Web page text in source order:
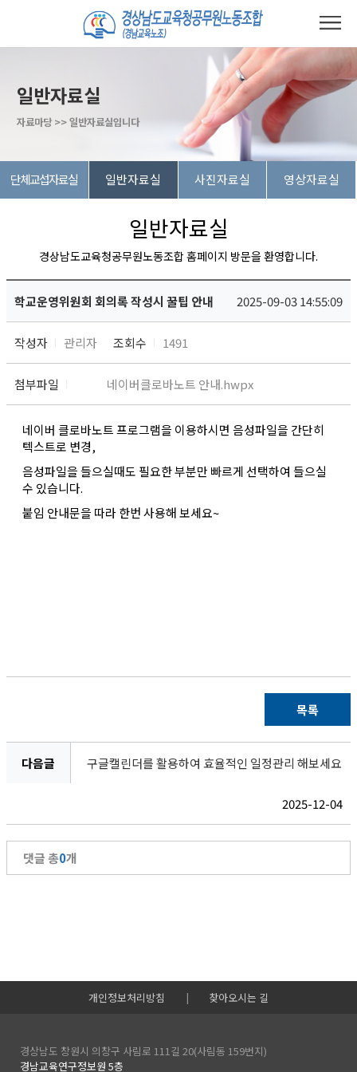
일반자료실
자료마당 >> 일반자료실입니다
단체교섭자료실 일반자료실 사진자료실 영상자료실
일반자료실
경상남도교육청공무원노동조합 홈페이지 방문을 환영합니다.
학교운영위원회 회의록 작성시 꿀팁 안내 2025-09-03 14:55:09
작성자 관리자 조회수 1491
첨부파일 네이버클로바노트 안내.hwpx
네이버 클로바노트 프로그램을 이용하시면 음성파일을 간단히
텍스트로 변경,
음성파일을 들으실때도 필요한 부분만 빠르게 선택하여 들으실
수 있습니다.
붙임 안내문을 따라 한번 사용해 보세요~
목록
다음글 구글캘린더를 활용하여 효율적인 일정관리 해보세요
2025-12-04
댓글 총0개
개인정보처리방침 | 찾아오시는 길
경상남도 창원시 의창구 사림로 111길 20(사림동 159번지)
경남교육연구정보원 5층